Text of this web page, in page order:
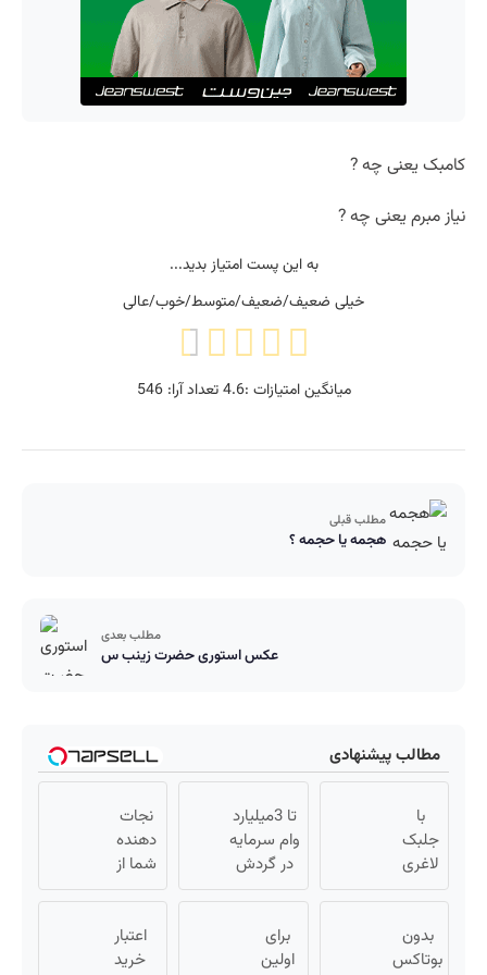
کامبک یعنی چه ?
نیاز مبرم یعنی چه ?
به این پست امتیاز بدید...
خیلی ضعیف/ضعیف/متوسط/خوب/عالی
میانگین امتیازات :4.6تعداد آرا:546
مطلب قبلی
هجمه یا حجمه ؟
مطلب بعدی
عکس استوری حضرت زینب س
مطالب پیشنهادی
با
جلبک
لاغری
3سوته
اندام
ایده ال
تا 3میلیارد
وام سرمایه
در گردش
فروشندگان
فروشگاهت
رو ثبت کن
نجات
دهنده
شما از
پیری!
جوانساز
جلبک50%تخفیف
بدون
بوتاکس
برای
اولین
اعتبار
خرید